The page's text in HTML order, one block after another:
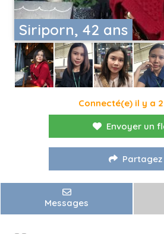
Siriporn, 42 ans
Connecté(e) il y a
Envoyer un
Partagez
Messages